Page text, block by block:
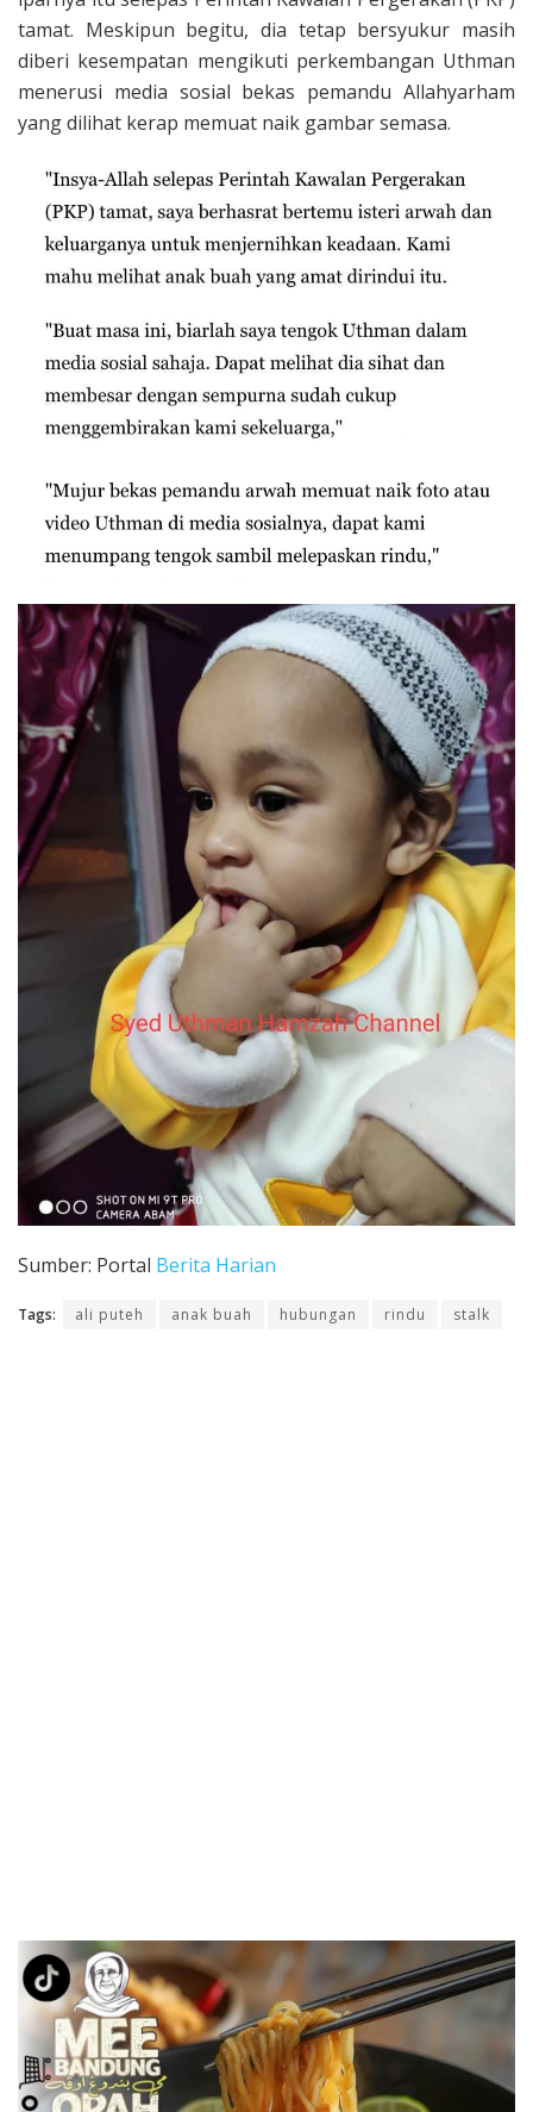
tamat. Meskipun begitu, dia tetap bersyukur masih
diberi kesempatan mengikuti perkembangan Uthman
menerusi media sosial bekas pemandu Allahyarham
yang dilihat kerap memuat naik gambar semasa.
Sumber: Portal Berita Harian
Tags: ali puteh anak buah hubungan rindu stalk